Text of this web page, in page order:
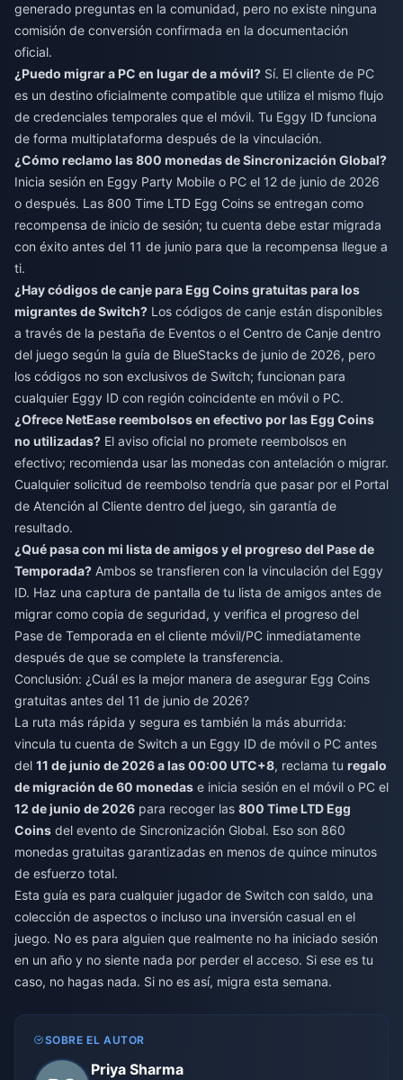
generado preguntas en la comunidad, pero no existe ninguna
comisión de conversión confirmada en la documentación
oficial.
¿Puedo migrar a PC en lugar de a móvil? Sí. El cliente de PC
es un destino oficialmente compatible que utiliza el mismo flujo
de credenciales temporales que el móvil. Tu Eggy ID funciona
de forma multiplataforma después de la vinculación.
¿Cómo reclamo las 800 monedas de Sincronización Global?
Inicia sesión en Eggy Party Mobile o PC el 12 de junio de 2026
o después. Las 800 Time LTD Egg Coins se entregan como
recompensa de inicio de sesión; tu cuenta debe estar migrada
con éxito antes del 11 de junio para que la recompensa llegue a
ti.
¿Hay códigos de canje para Egg Coins gratuitas para los
migrantes de Switch? Los códigos de canje están disponibles
a través de la pestaña de Eventos o el Centro de Canje dentro
del juego según la guía de BlueStacks de junio de 2026, pero
los códigos no son exclusivos de Switch; funcionan para
cualquier Eggy ID con región coincidente en móvil o PC.
¿Ofrece NetEase reembolsos en efectivo por las Egg Coins
no utilizadas? El aviso oficial no promete reembolsos en
efectivo; recomienda usar las monedas con antelación o migrar.
Cualquier solicitud de reembolso tendría que pasar por el Portal
de Atención al Cliente dentro del juego, sin garantía de
resultado.
¿Qué pasa con mi lista de amigos y el progreso del Pase de
Temporada? Ambos se transfieren con la vinculación del Eggy
ID. Haz una captura de pantalla de tu lista de amigos antes de
migrar como copia de seguridad, y verifica el progreso del
Pase de Temporada en el cliente móvil/PC inmediatamente
después de que se complete la transferencia.
Conclusión: ¿Cuál es la mejor manera de asegurar Egg Coins
gratuitas antes del 11 de junio de 2026?
La ruta más rápida y segura es también la más aburrida:
vincula tu cuenta de Switch a un Eggy ID de móvil o PC antes
del 11 de junio de 2026 a las 00:00 UTC+8, reclama tu regalo
de migración de 60 monedas e inicia sesión en el móvil o PC el
12 de junio de 2026 para recoger las 800 Time LTD Egg
Coins del evento de Sincronización Global. Eso son 860
monedas gratuitas garantizadas en menos de quince minutos
de esfuerzo total.
Esta guía es para cualquier jugador de Switch con saldo, una
colección de aspectos o incluso una inversión casual en el
juego. No es para alguien que realmente no ha iniciado sesión
en un año y no siente nada por perder el acceso. Si ese es tu
caso, no hagas nada. Si no es así, migra esta semana.
SOBRE EL AUTOR
Priya Sharma